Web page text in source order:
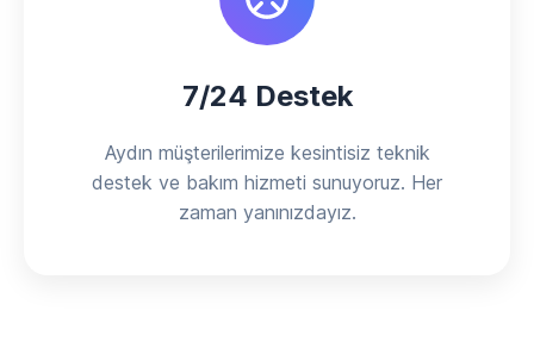
7/24 Destek
Aydın müşterilerimize kesintisiz teknik
destek ve bakım hizmeti sunuyoruz. Her
zaman yanınızdayız.